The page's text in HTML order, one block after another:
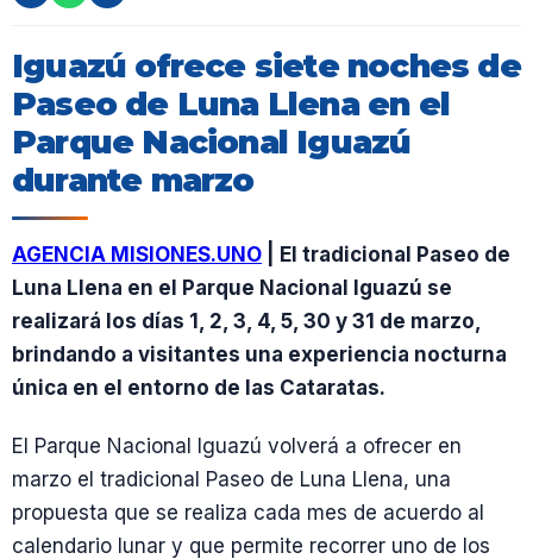
Iguazú ofrece siete noches de
Paseo de Luna Llena en el
Parque Nacional Iguazú
durante marzo
AGENCIA MISIONES.UNO | El tradicional Paseo de
Luna Llena en el Parque Nacional Iguazú se
realizará los días 1, 2, 3, 4, 5, 30 y 31 de marzo,
brindando a visitantes una experiencia nocturna
única en el entorno de las Cataratas.
El Parque Nacional Iguazú volverá a ofrecer en
marzo el tradicional Paseo de Luna Llena, una
propuesta que se realiza cada mes de acuerdo al
calendario lunar y que permite recorrer uno de los